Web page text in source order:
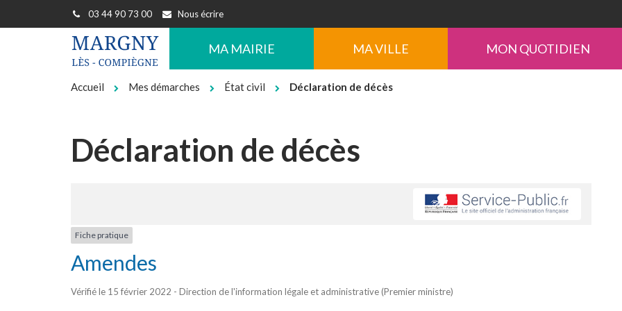
03 44 90 73 00 Nous écrire
MA MAIRIE MA VILLE MON QUOTIDIEN
Accueil Mes démarches État civil Déclaration de décès
Déclaration de décès
Fiche pratique
Amendes
Vérifié le 15 février 2022 - Direction de l'information légale et administrative (Premier ministre)